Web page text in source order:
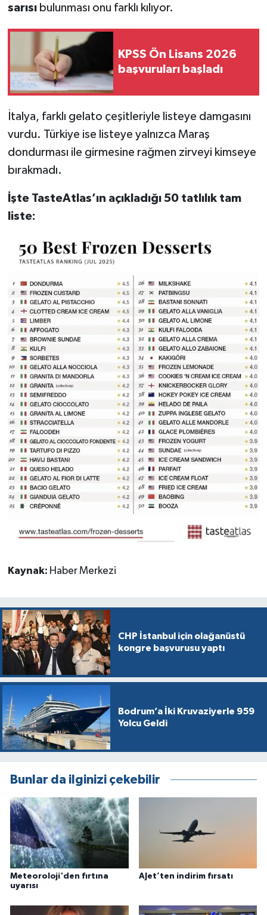
sarısı bulunması onu farklı kılıyor.
KPSS Ön Lisans 2026
başvuruları başladı
İtalya, farklı gelato çeşitleriyle listeye damgasını
vurdu. Türkiye ise listeye yalnızca Maraş
dondurması ile girmesine rağmen zirveyi kimseye
bırakmadı.
İşte TasteAtlas’ın açıkladığı 50 tatlılık tam
liste:
Kaynak: Haber Merkezi
CHP İstanbul için olağanüstü
kongre başvurusu yaptı
Bodrum’a İki Kruvaziyerle 959
Yolcu Geldi
Bunlar da ilginizi çekebilir
Meteoroloji'den fırtına
uyarısı
AJet’ten indirim fırsatı